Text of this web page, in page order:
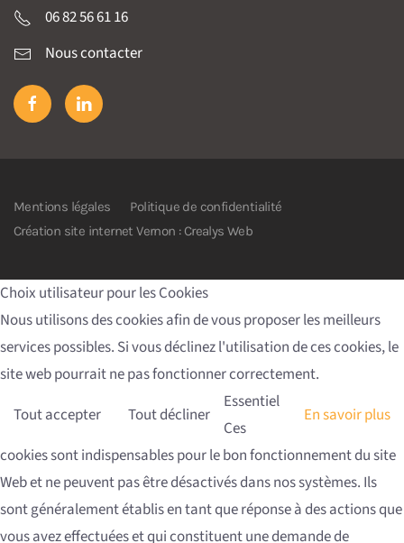
06 82 56 61 16
Nous contacter
Mentions légales
Politique de confidentialité
Création site internet Vernon : Crealys Web
Choix utilisateur pour les Cookies
Nous utilisons des cookies afin de vous proposer les meilleurs
services possibles. Si vous déclinez l'utilisation de ces cookies, le
site web pourrait ne pas fonctionner correctement.
Tout accepter
Tout décliner En savoir plus
Essentiel
Ces
cookies sont indispensables pour le bon fonctionnement du site
Web et ne peuvent pas être désactivés dans nos systèmes. Ils
sont généralement établis en tant que réponse à des actions que
vous avez effectuées et qui constituent une demande de